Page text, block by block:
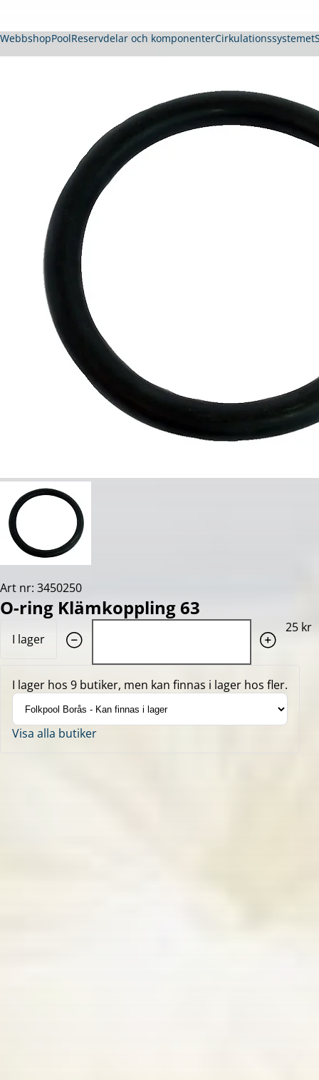
WebbshopPoolReservdelar och komponenterCirkulationssystemet
Art nr: 3450250
O-ring Klämkoppling 63
I lager
25 kr
I lager hos 9 butiker, men kan finnas i lager hos fler.
Visa alla butiker